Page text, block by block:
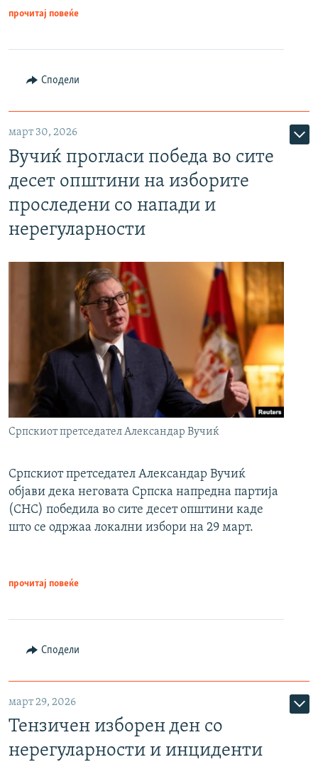
прочитај повеќе
Сподели
март 30, 2026
Вучиќ прогласи победа во сите
десет општини на изборите
проследени со напади и
нерегуларности
Српскиот претседател Александар Вучиќ
Српскиот претседател Александар Вучиќ
објави дека неговата Српска напредна партија
(СНС) победила во сите десет општини каде
што се одржаа локални избори на 29 март.
прочитај повеќе
Сподели
март 29, 2026
Тензичен изборен ден со
нерегуларности и инциденти